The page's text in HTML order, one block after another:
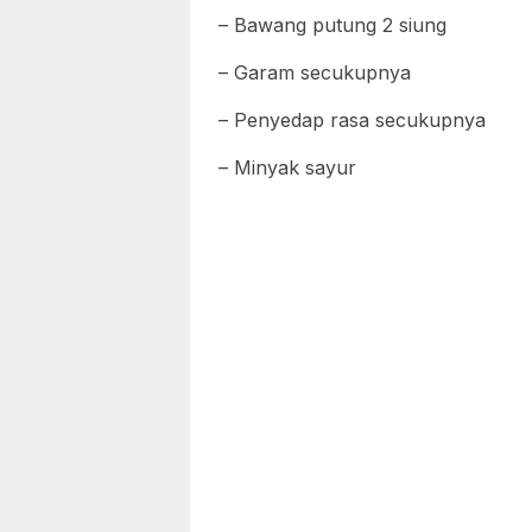
– Bawang putung 2 siung
– Garam secukupnya
– Penyedap rasa secukupnya
– Minyak sayur